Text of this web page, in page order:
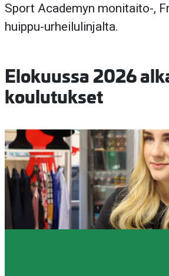
Sport Academyn monitaito-,
huippu-urheilulinjalta.
Elokuussa 2026
koulutukset